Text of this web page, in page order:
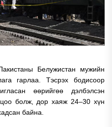
Белужистан мужийн
гарлаа. Тэсрэх бодисоор
өөрийгөө дэлбэлсэн
болж, дор хаяж 24–30 хүн
байна.